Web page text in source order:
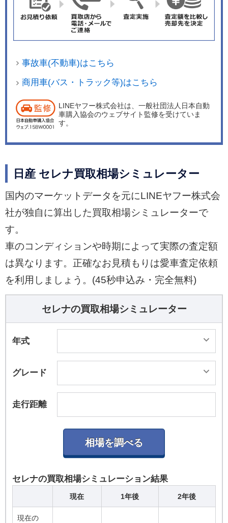
ドブラックに統一することで、スタイリッシュか
つスポーティな印象に仕上げている。
事故車(不動車)はこちら
商用車(バス・トラック等)はこちら
LINEヤフー株式会社は、一般社団法人日本自動
車購入協会のウェブサイト監修を受けていま
す。
日産 セレナ買取相場シミュレーター
国内のマーケットデータを元にLINEヤフー株式会
社が独自に算出した買取相場シミュレーターで
す。
車のコンディションや時期によって実際の査定額
は異なります。正確なお見積もりは愛車査定依頼
を利用しましょう。(45秒申込み・完全無料)
セレナの買取相場シミュレーター
年式
グレード
走行距離
セレナの買取相場シミュレーション結果
現在 1年後 2年後
現在の